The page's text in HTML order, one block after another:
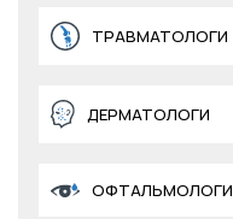
ТРАВМАТОЛОГИ
ДЕРМАТОЛОГИ
ОФТАЛЬМОЛОГИ